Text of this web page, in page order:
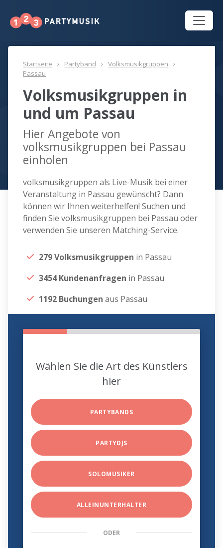
Startseite Partyband
Volksmusikgruppen
Passau
Volksmusikgruppen in
und um Passau
Hier Angebote von
volksmusikgruppen bei Passau
einholen
volksmusikgruppen als Live-Musik bei einer
Veranstaltung in Passau gewünscht? Dann
können wir Ihnen weiterhelfen! Suchen und
finden Sie volksmusikgruppen bei Passau oder
verwenden Sie unseren Matching-Service.
279 Volksmusikgruppen in Passau
3454 Kundenanfragen in Passau
1192 Buchungen aus Passau
Wählen Sie die Art des Künstlers
hier
PARTYBANDS
PARTYDJS
SOLOMUSIKER
ALLEINUNTERHALTER
ODER